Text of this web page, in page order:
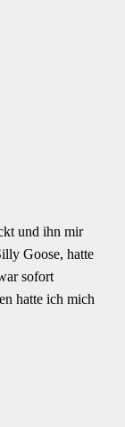
und ihn mir
Goose, hatte
sofort
hatte ich mich